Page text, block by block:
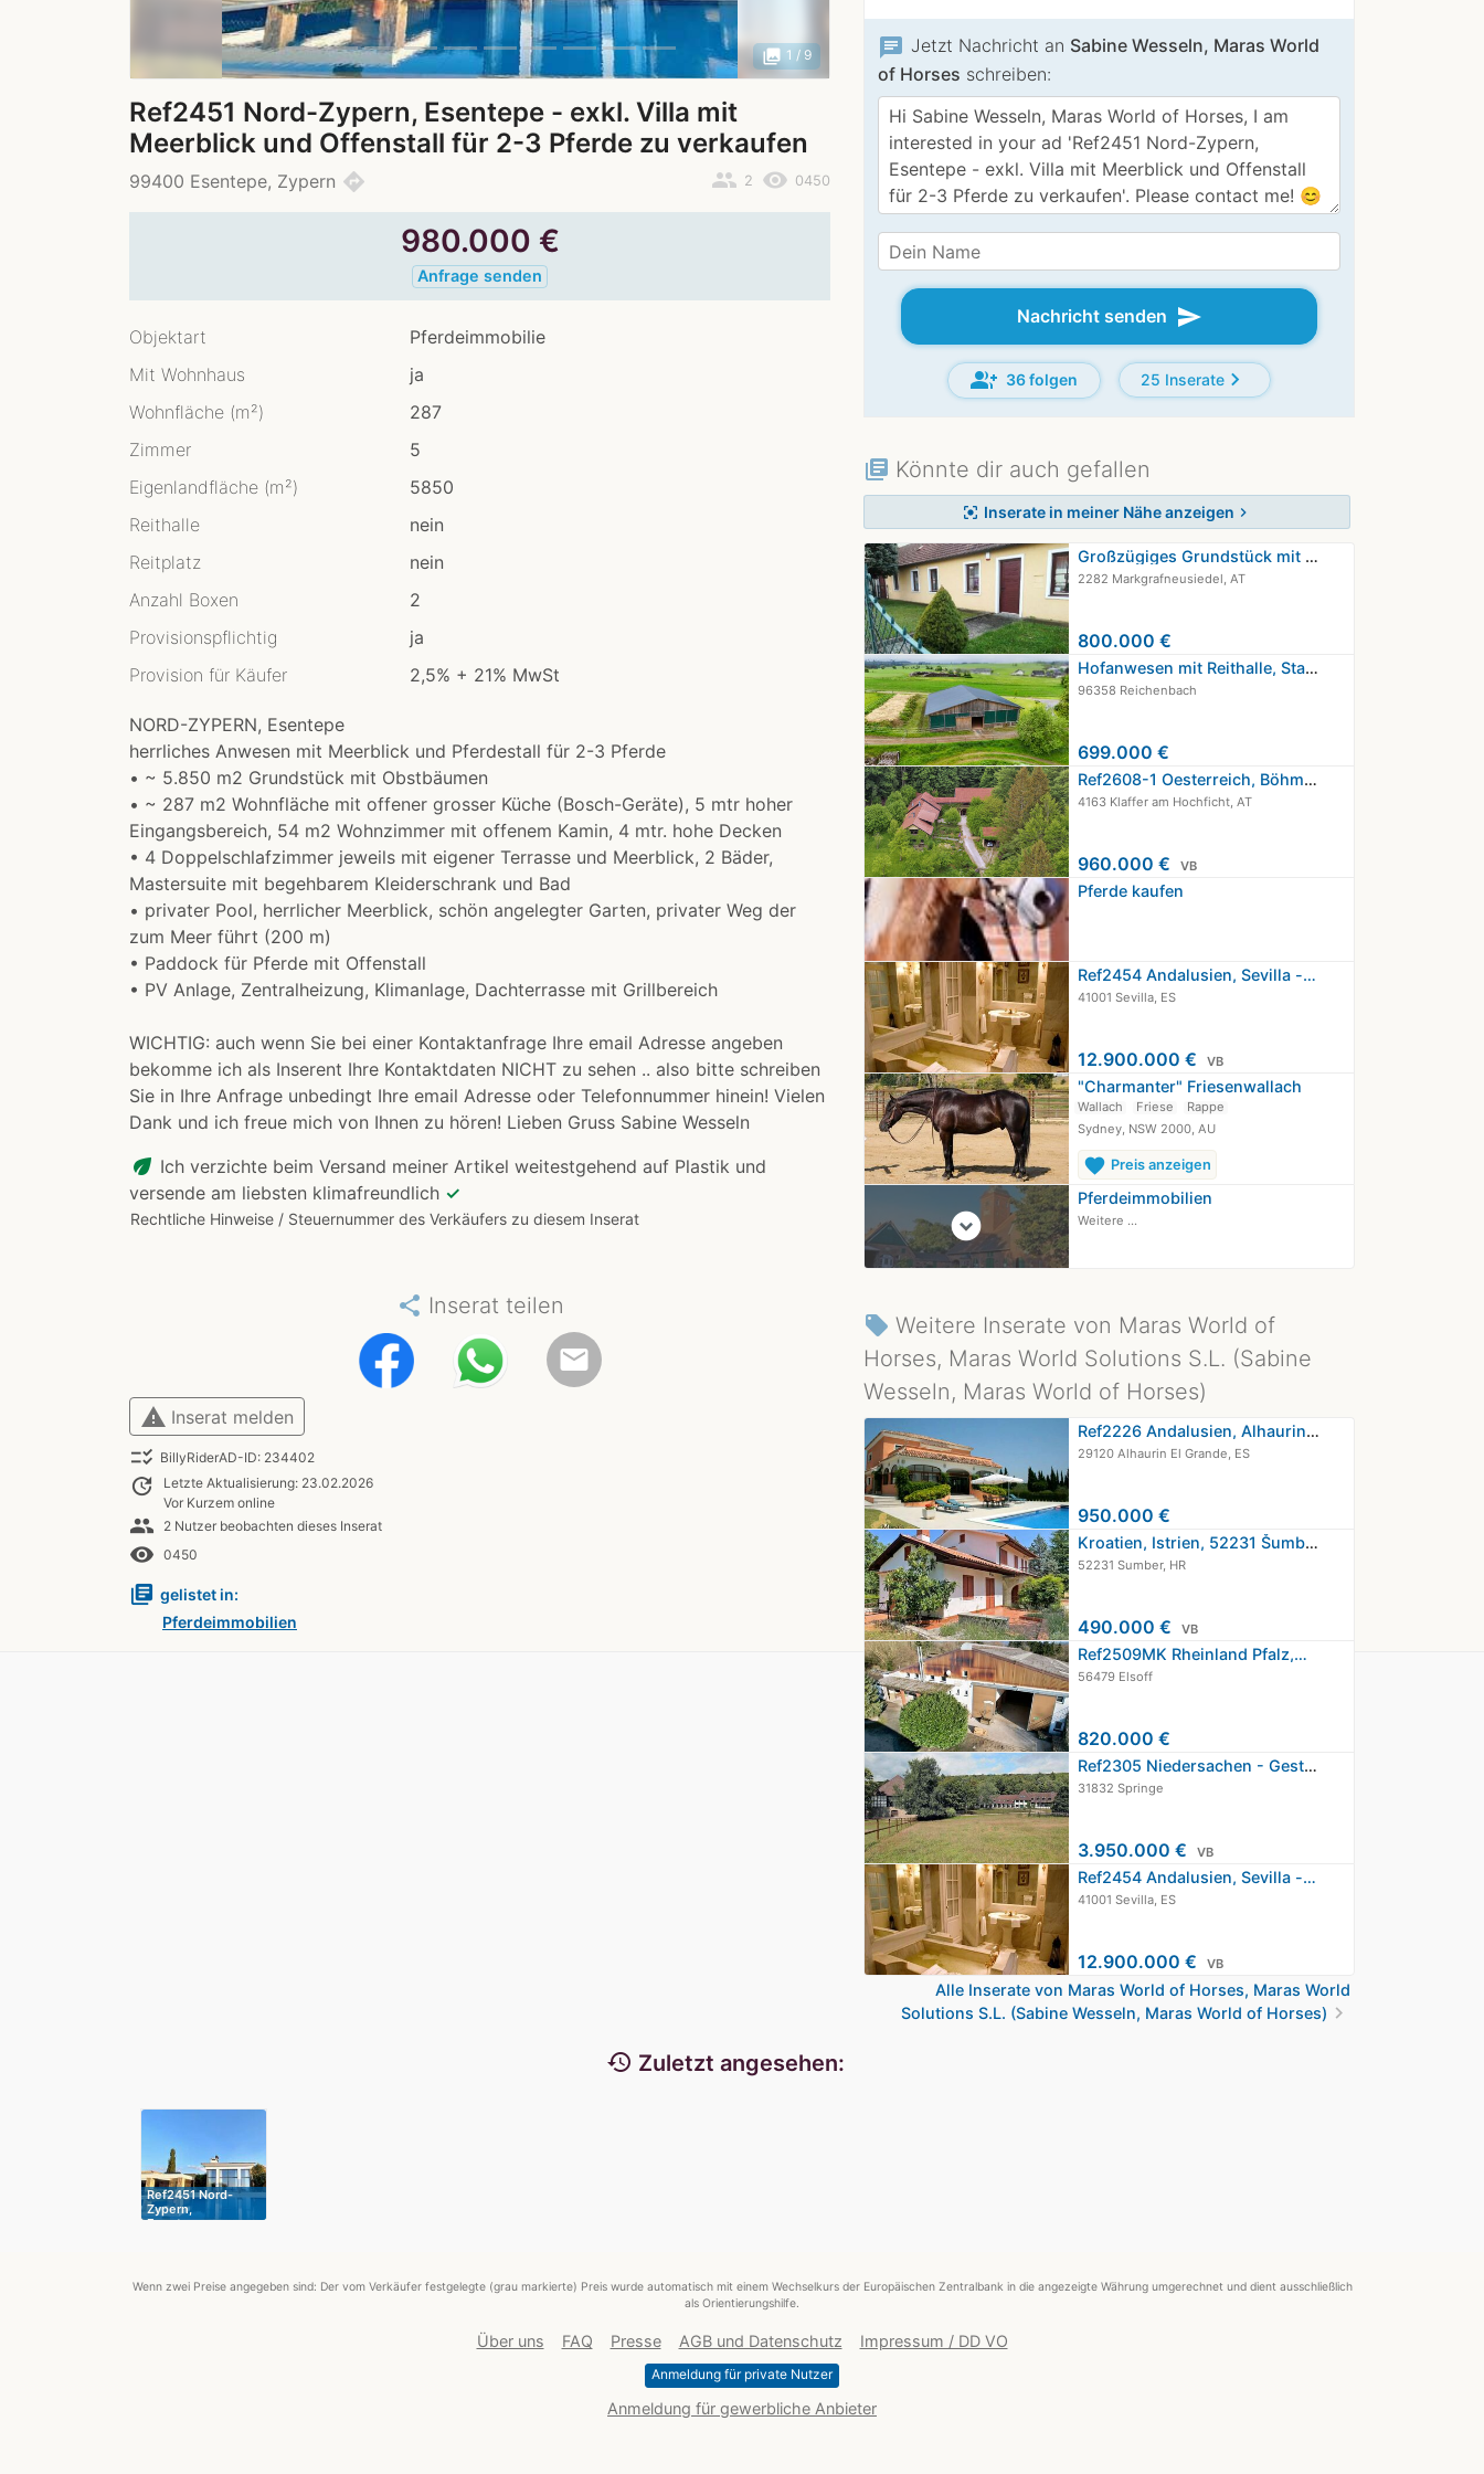
chat Jetzt Nachricht an Sabine Wesseln, Maras World
of Horses schreiben:
Nachricht senden send
group_add 36 folgen 25 Inseratechevron_right
library_books Könnte dir auch gefallen
center_focus_strong Inserate in meiner Nähe anzeigen chevron_right
Großzügiges Grundstück mit Pferdehof…
2282 Markgrafneusiedel, AT
800.000 €
Hofanwesen mit Reithalle, Stallungen…
96358 Reichenbach
699.000 €
Ref2608-1 Oesterreich, Böhmerwald,…
4163 Klaffer am Hochficht, AT
960.000 € VB
Pferde kaufen
Ref2454 Andalusien, Sevilla -…
41001 Sevilla, ES
12.900.000 € VB
"Charmanter" Friesenwallach
Wallach Friese
Rappe
Sydney, NSW 2000, AU
favorite Preis anzeigen
expand_circle_down
Pferdeimmobilien
Weitere ...
local_offer Weitere Inserate von Maras World of
Horses, Maras World Solutions S.L. (Sabine
Wesseln, Maras World of Horses)
Ref2226 Andalusien, Alhaurin El…
29120 Alhaurin El Grande, ES
950.000 €
Kroatien, Istrien, 52231 Šumber -…
52231 Sumber, HR
490.000 € VB
Ref2509MK Rheinland Pfalz,…
56479 Elsoff
820.000 €
Ref2305 Niedersachen - Gestüt mit…
31832 Springe
3.950.000 € VB
Ref2454 Andalusien, Sevilla -…
41001 Sevilla, ES
12.900.000 € VB
Alle Inserate von Maras World of Horses, Maras World
Solutions S.L. (Sabine Wesseln, Maras World of Horses) chevron_right
photo_library 1 / 9
Ref2451 Nord-Zypern, Esentepe - exkl. Villa mit
Meerblick und Offenstall für 2-3 Pferde zu verkaufen
99400 Esentepe, Zypern directions remove_red_eye 0450
people 2
980.000 €
Anfrage senden
Objektart
Pferdeimmobilie
Mit Wohnhaus
ja
Wohnfläche (m²)
287
Zimmer
5
Eigenlandfläche (m²)
5850
Reithalle
nein
Reitplatz
nein
Anzahl Boxen
2
Provisionspflichtig
ja
Provision für Käufer
2,5% + 21% MwSt
NORD-ZYPERN, Esentepe
herrliches Anwesen mit Meerblick und Pferdestall für 2-3 Pferde
• ~ 5.850 m2 Grundstück mit Obstbäumen
• ~ 287 m2 Wohnfläche mit offener grosser Küche (Bosch-Geräte), 5 mtr hoher
Eingangsbereich, 54 m2 Wohnzimmer mit offenem Kamin, 4 mtr. hohe Decken
• 4 Doppelschlafzimmer jeweils mit eigener Terrasse und Meerblick, 2 Bäder,
Mastersuite mit begehbarem Kleiderschrank und Bad
• privater Pool, herrlicher Meerblick, schön angelegter Garten, privater Weg der
zum Meer führt (200 m)
• Paddock für Pferde mit Offenstall
• PV Anlage, Zentralheizung, Klimanlage, Dachterrasse mit Grillbereich
WICHTIG: auch wenn Sie bei einer Kontaktanfrage Ihre email Adresse angeben
bekomme ich als Inserent Ihre Kontaktdaten NICHT zu sehen .. also bitte schreiben
Sie in Ihre Anfrage unbedingt Ihre email Adresse oder Telefonnummer hinein! Vielen
Dank und ich freue mich von Ihnen zu hören! Lieben Gruss Sabine Wesseln
eco Ich verzichte beim Versand meiner Artikel weitestgehend auf Plastik und
versende am liebsten klimafreundlich ✓
Rechtliche Hinweise / Steuernummer des Verkäufers zu diesem Inserat
share Inserat teilen
email
warning Inserat melden
checklist_rtl BillyRiderAD-ID: 234402
update
Letzte Aktualisierung: 23.02.2026
Vor Kurzem online
people 2 Nutzer beobachten dieses Inserat
remove_red_eye 0450
library_books gelistet in:
Pferdeimmobilien
history Zuletzt angesehen:
Ref2451 Nord-
Zypern,
Esentepe…
Wenn zwei Preise angegeben sind: Der vom Verkäufer festgelegte (grau markierte) Preis wurde automatisch mit einem Wechselkurs der Europäischen Zentralbank in die angezeigte Währung umgerechnet und dient ausschließlich
als Orientierungshilfe.
Über uns FAQ Presse AGB und Datenschutz Impressum / DD VO
Anmeldung für private Nutzer
Anmeldung für gewerbliche Anbieter